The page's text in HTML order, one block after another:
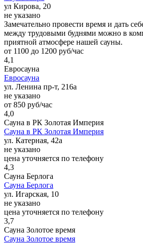
ул Кирова, 20
не указано
Замечательно провести время и дать
между трудовыми буднями можно в
приятной атмосфере нашей сауны.
от 1100 до 1200 руб/час
4,1
Евросауна
Евросауна
ул. Ленина пр-т, 216а
не указано
от 850 руб/час
4,0
Сауна в РК Золотая Империя
Сауна в РК Золотая Империя
ул. Катерная, 42а
не указано
цена уточняется по телефону
4,3
Сауна Берлога
Сауна Берлога
ул. Игарская, 10
не указано
цена уточняется по телефону
3,7
Сауна Золотое время
Сауна Золотое время